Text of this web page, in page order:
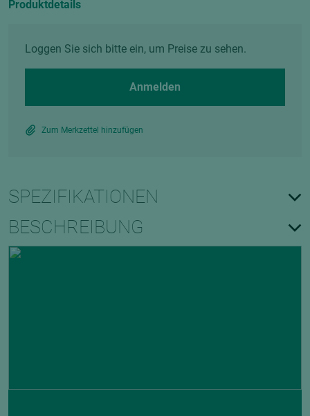
Produktdetails
Loggen Sie sich bitte ein, um Preise zu sehen.
Anmelden
Zum Merkzettel hinzufügen
SPEZIFIKATIONEN
BESCHREIBUNG